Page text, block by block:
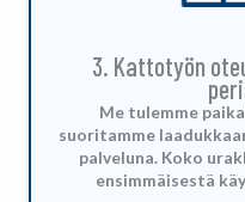
3. Kattotyön
Me tulemme
suoritamme
palveluna. Koko
ensimmäisestä